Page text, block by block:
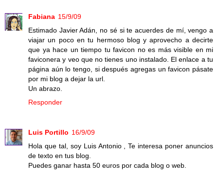
Fabiana 15/9/09
Estimado Javier Adán, no sé si te acuerdes de mí, vengo a
viajar un poco en tu hermoso blog y aprovecho a decirte
que ya hace un tiempo tu favicon no es más visible en mi
faviconera y veo que no tienes uno instalado. El enlace a tu
página aún lo tengo, si después agregas un favicon pásate
por mi blog a dejar la url.
Un abrazo.
Responder
Luis Portillo 16/9/09
Hola que tal, soy Luis Antonio , Te interesa poner anuncios
de texto en tus blog.
Puedes ganar hasta 50 euros por cada blog o web.